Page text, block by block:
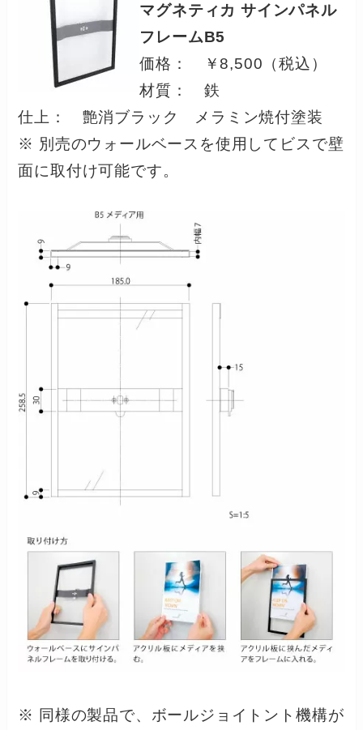
マグネティカ サインパネル
フレームB5
価格： ￥8,500（税込）
材質： 鉄
仕上： 艶消ブラック メラミン焼付塗装
※ 別売のウォールベースを使用してビスで壁
面に取付け可能です。
※ 同様の製品で、ボールジョイトント機構が